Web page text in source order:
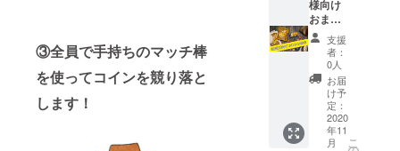
③全員で手持ちのマッチ棒
を使ってコインを競り落と
します！
んね♪
◆ボー
ドゲー
ム
『GOL
D
RUSH
』1箱
一般販
売価格
2800円
=15400
0円 ※表
記価格
には梱
包費、
消費税
が含ま
れま
す。
様向け
おまと
め割C》
30％引
き！さ
らに送
料無
料！ ◆
ボード
ゲーム
『GOL
支援
者：
0人
お届
け予
定：
2020
年11
月
こ